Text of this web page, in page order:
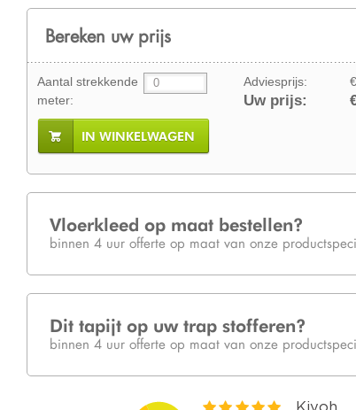
Bereken uw prijs
Aantal strekkende
meter:
Adviesprijs:
Uw prijs:
IN WINKELWAGEN
Vloerkleed op maat bestellen?
binnen 4 uur offerte op maat van onze
Dit tapijt op uw trap stofferen?
binnen 4 uur offerte op maat van onze